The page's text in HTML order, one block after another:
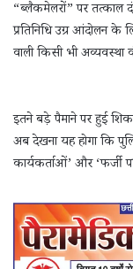
“ब्लैकमेलरों” पर तत्काल
प्रतिनिधि उग्र आंदोलन के
वाली किसी भी अव्यवस्था
इतने बड़े पैमाने पर हुई
अब देखना यह होगा कि
कार्यकर्ताओं’ और ‘फर्जी